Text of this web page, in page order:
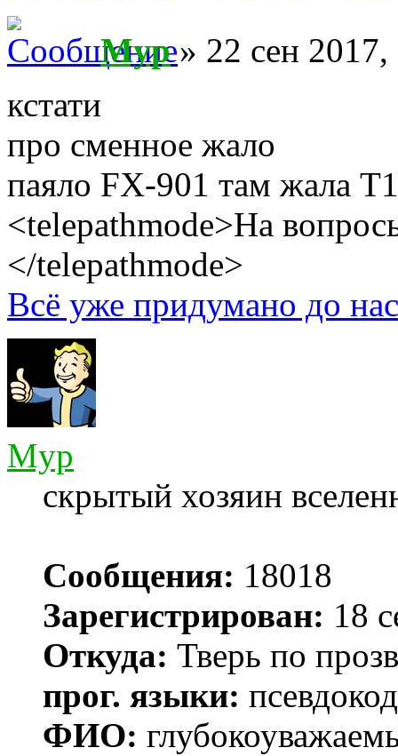
Myp» 22 сен 2017,
кстати
про сменное жало
паяло FX-901 там жала
<telepathmode>На
</telepathmode>
Всё уже придумано до
Myp
скрытый хозяин
Сообщения: 18018
Зарегистрирован: 18
Откуда: Тверь по
прог. языки:
ФИО: